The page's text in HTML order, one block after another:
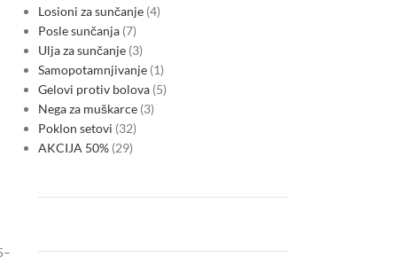
Losioni za sunčanje 4
Posle sunčanja 7
Ulja za sunčanje 3
Samopotamnjivanje 1
Gelovi protiv bolova 5
Nega za muškarce 3
Poklon setovi 32
AKCIJA 50% 29